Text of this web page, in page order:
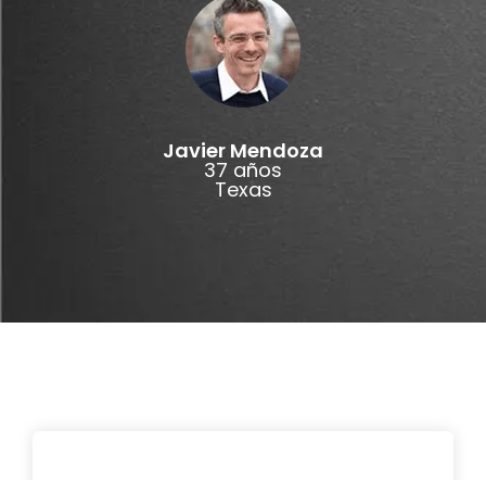
Javier Mendoza
37 años
Texas